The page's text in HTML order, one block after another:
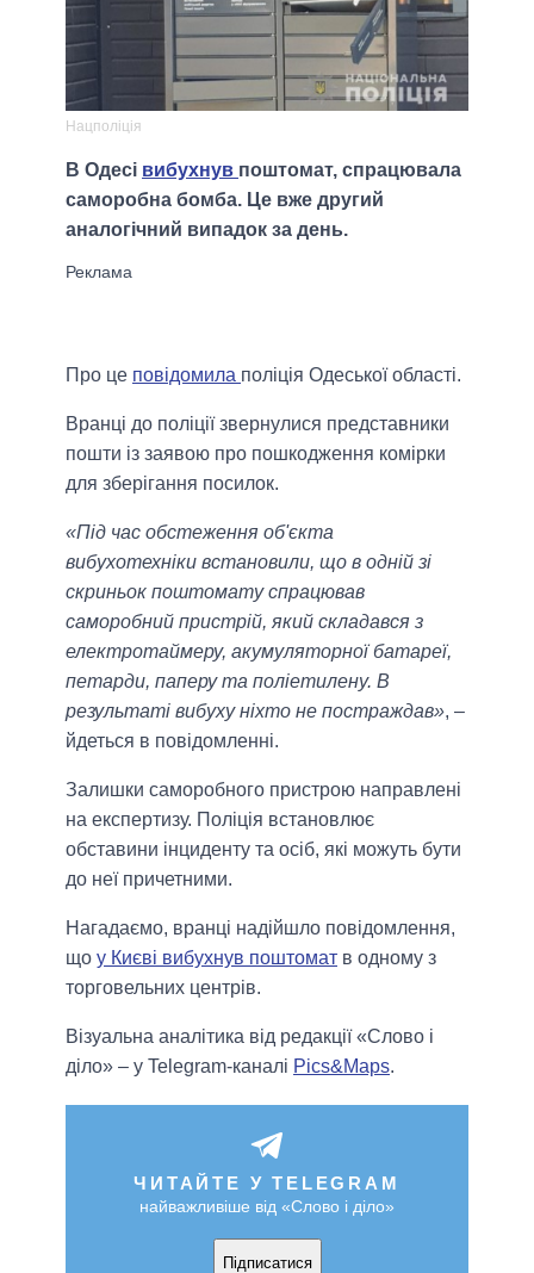
Нацполіція
В Одесі вибухнув поштомат, спрацювала
саморобна бомба. Це вже другий
аналогічний випадок за день.
Про це повідомила поліція Одеської області.
Вранці до поліції звернулися представники
пошти із заявою про пошкодження комірки
для зберігання посилок.
«Під час обстеження об'єкта
вибухотехніки встановили, що в одній зі
скриньок поштомату спрацював
саморобний пристрій, який складався з
електротаймеру, акумуляторної батареї,
петарди, паперу та поліетилену. В
результаті вибуху ніхто не постраждав», –
йдеться в повідомленні.
Залишки саморобного пристрою направлені
на експертизу. Поліція встановлює
обставини інциденту та осіб, які можуть бути
до неї причетними.
Нагадаємо, вранці надійшло повідомлення,
що у Києві вибухнув поштомат в одному з
торговельних центрів.
Візуальна аналітика від редакції «Слово і
діло» – у Telegram-каналі Pics&Maps.
ЧИТАЙТЕ У TELEGRAM
найважливіше від «Слово і діло»
Підписатися